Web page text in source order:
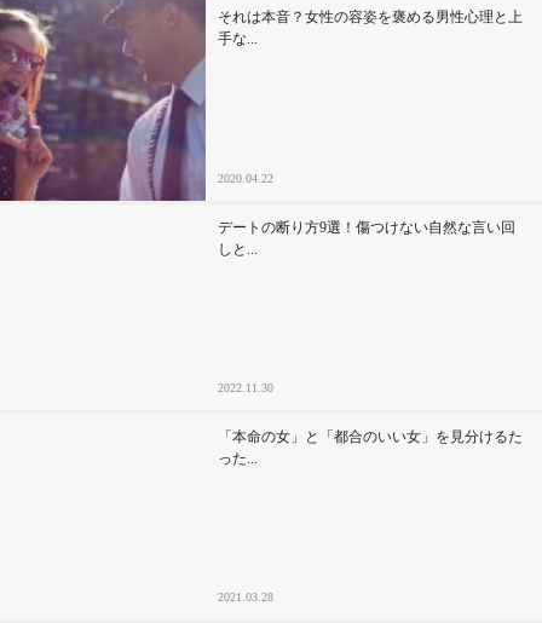
それは本音？女性の容姿を褒める男性心理と上
手な...
2020.04.22
デートの断り方9選！傷つけない自然な言い回
しと...
2022.11.30
「本命の女」と「都合のいい女」を見分けるた
った...
2021.03.28